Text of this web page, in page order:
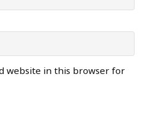
website in this browser for